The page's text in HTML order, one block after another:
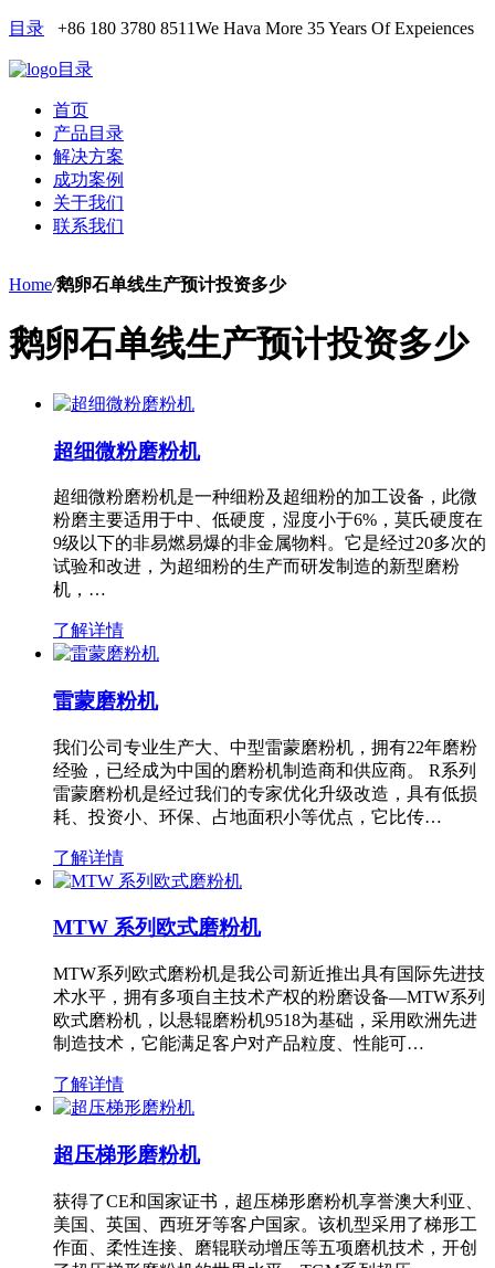
目录 +86 180 3780 8511We Hava More 35 Years Of Expeiences
目录
首页
产品目录
解决方案
成功案例
关于我们
联系我们
Home/鹅卵石单线生产预计投资多少
鹅卵石单线生产预计投资多少
超细微粉磨粉机
超细微粉磨粉机是一种细粉及超细粉的加工设备，此微
粉磨主要适用于中、低硬度，湿度小于6%，莫氏硬度在
9级以下的非易燃易爆的非金属物料。它是经过20多次的
试验和改进，为超细粉的生产而研发制造的新型磨粉
机，…
了解详情
雷蒙磨粉机
我们公司专业生产大、中型雷蒙磨粉机，拥有22年磨粉
经验，已经成为中国的磨粉机制造商和供应商。 R系列
雷蒙磨粉机是经过我们的专家优化升级改造，具有低损
耗、投资小、环保、占地面积小等优点，它比传…
了解详情
MTW 系列欧式磨粉机
MTW系列欧式磨粉机是我公司新近推出具有国际先进技
术水平，拥有多项自主技术产权的粉磨设备—MTW系列
欧式磨粉机，以悬辊磨粉机9518为基础，采用欧洲先进
制造技术，它能满足客户对产品粒度、性能可…
了解详情
超压梯形磨粉机
获得了CE和国家证书，超压梯形磨粉机享誉澳大利亚、
美国、英国、西班牙等客户国家。该机型采用了梯形工
作面、柔性连接、磨辊联动增压等五项磨机技术，开创